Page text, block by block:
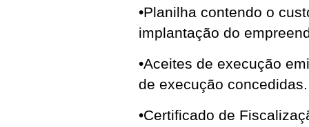
•Planilha contendo o
implantação do
•Aceites de execução
de execução concedidas.
•Certificado de